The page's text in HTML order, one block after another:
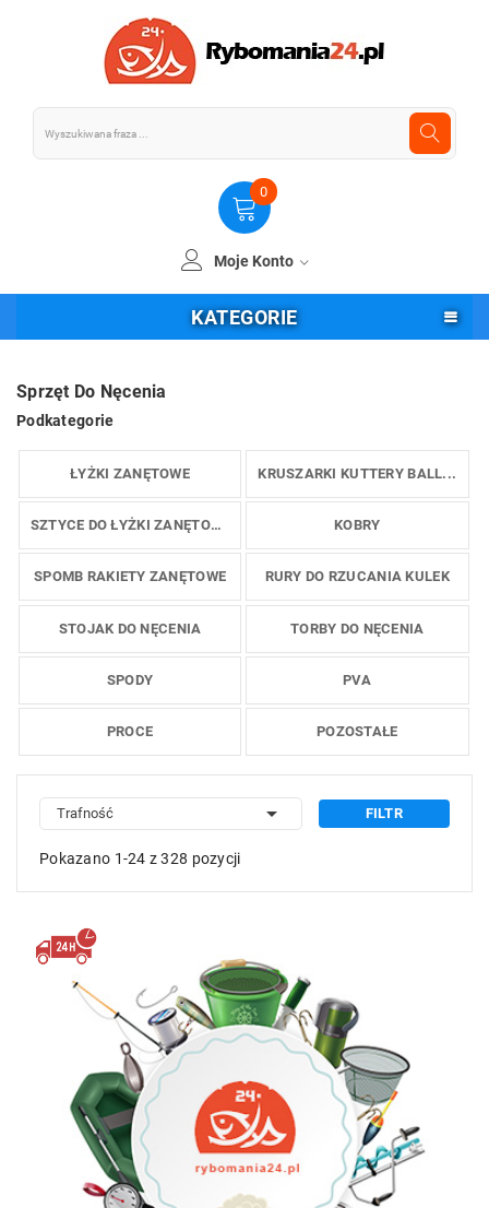
0
Moje Konto
KATEGORIE
Sprzęt Do Nęcenia
Podkategorie
ŁYŻKI ZANĘTOWE KRUSZARKI KUTTERY BALL...
SZTYCE DO ŁYŻKI ZANĘTOWEJ KOBRY
SPOMB RAKIETY ZANĘTOWE RURY DO RZUCANIA KULEK
STOJAK DO NĘCENIA TORBY DO NĘCENIA
SPODY PVA
PROCE POZOSTAŁE
Trafność  FILTR
Pokazano 1-24 z 328 pozycji